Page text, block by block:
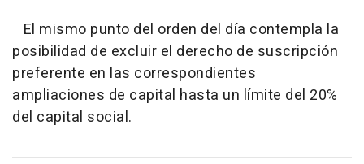
El mismo punto del orden del día contempla la
posibilidad de excluir el derecho de suscripción
preferente en las correspondientes
ampliaciones de capital hasta un límite del 20%
del capital social.